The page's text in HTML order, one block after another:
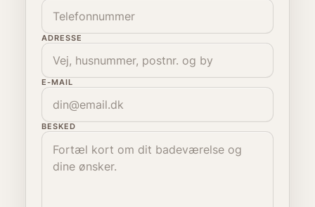
ADRESSE
E-MAIL
BESKED